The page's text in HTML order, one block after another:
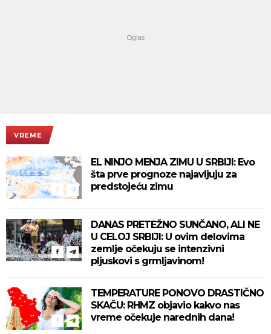
VREME
EL NINJO MENJA ZIMU U SRBIJI: Evo
šta prve prognoze najavljuju za
predstojeću zimu
DANAS PRETEŽNO SUNČANO, ALI NE
U CELOJ SRBIJI: U ovim delovima
zemlje očekuju se intenzivni
pljuskovi s grmljavinom!
TEMPERATURE PONOVO DRASTIČNO
SKAČU: RHMZ objavio kakvo nas
vreme očekuje narednih dana!